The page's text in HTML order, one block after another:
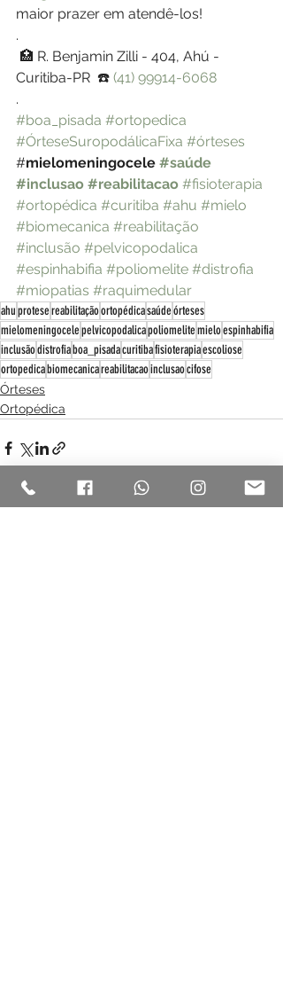
maior prazer em atendê-los!
.
Curitiba-PR  ☎️ (41) 99914-6068
.
#boa_pisada #ortopedica
#ÓrteseSuropodálicaFixa #órteses
#mielomeningocele #saúde
#inclusao #reabilitacao #fisioterapia
#ortopédica #curitiba #ahu #mielo
#biomecanica #reabilitação
#inclusão #pelvicopodalica
#espinhabifia #poliomelite #distrofia
#miopatias #raquimedular
ahuprotesereabilitaçãoortopédicasaúdeórteses
mielomeningocelepelvicopodalicapoliomelitemieloespinhabifia
inclusãodistrofiaboa_pisadacuritibafisioterapiaescoliose
ortopedicabiomecanicareabilitacaoinclusaocifose
Órteses
Ortopédica